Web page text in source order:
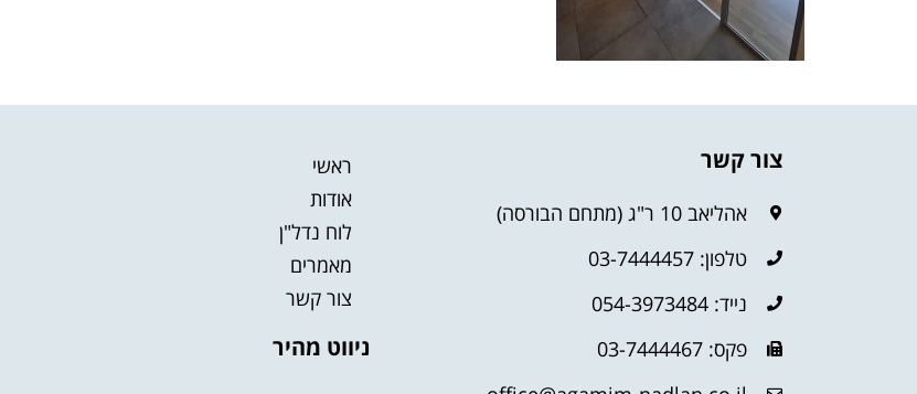
צור קשר
אהליאב 10 ר"ג (מתחם הבורסה)
טלפון: 03-7444457
נייד: 054-3973484
פקס: 03-7444467
ראשי
אודות
לוח נדל"ן
מאמרים
צור קשר
ניווט מהיר